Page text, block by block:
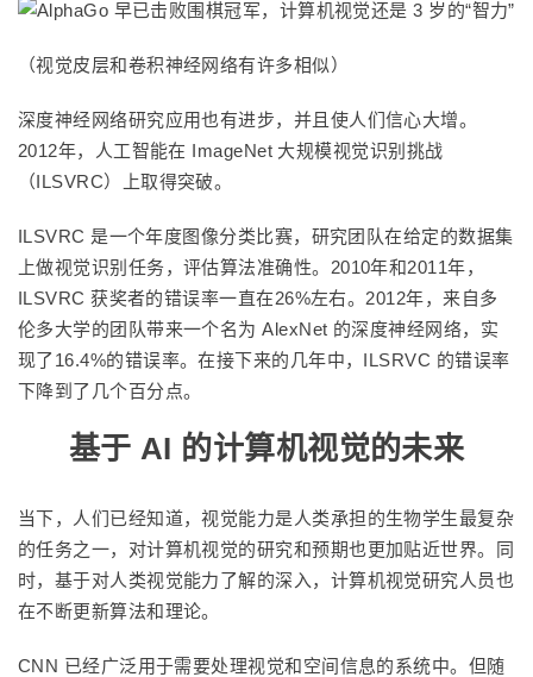
（视觉皮层和卷积神经网络有许多相似）
深度神经网络研究应用也有进步，并且使人们信心大增。
2012年，人工智能在 ImageNet 大规模视觉识别挑战
（ILSVRC）上取得突破。
ILSVRC 是一个年度图像分类比赛，研究团队在给定的数据集
上做视觉识别任务，评估算法准确性。2010年和2011年，
ILSVRC 获奖者的错误率一直在26%左右。2012年，来自多
伦多大学的团队带来一个名为 AlexNet 的深度神经网络，实
现了16.4%的错误率。在接下来的几年中，ILSRVC 的错误率
下降到了几个百分点。
基于 AI 的计算机视觉的未来
当下，人们已经知道，视觉能力是人类承担的生物学生最复杂
的任务之一，对计算机视觉的研究和预期也更加贴近世界。同
时，基于对人类视觉能力了解的深入，计算机视觉研究人员也
在不断更新算法和理论。
CNN 已经广泛用于需要处理视觉和空间信息的系统中。但随